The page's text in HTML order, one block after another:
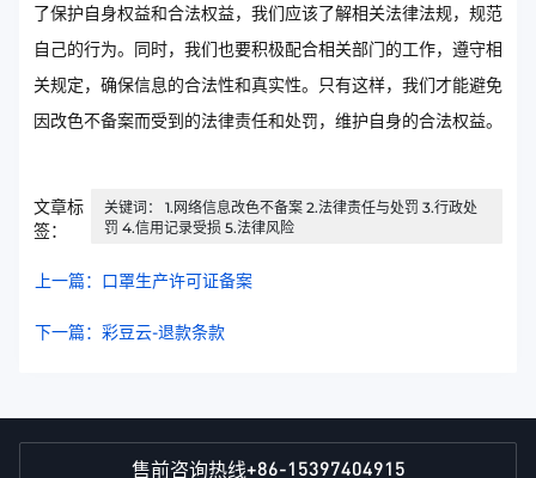
了保护自身权益和合法权益，我们应该了解相关法律法规，规范
自己的行为。同时，我们也要积极配合相关部门的工作，遵守相
关规定，确保信息的合法性和真实性。只有这样，我们才能避免
因改色不备案而受到的法律责任和处罚，维护自身的合法权益。
文章标
签：
关键词： 1.网络信息改色不备案 2.法律责任与处罚 3.行政处
罚 4.信用记录受损 5.法律风险
上一篇：口罩生产许可证备案
下一篇：彩豆云-退款条款
售前咨询热线+86-15397404915